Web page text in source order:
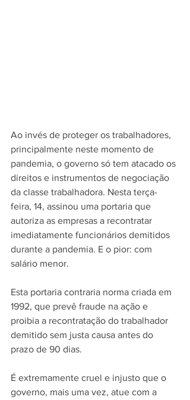
Ao invés de proteger os trabalhadores,
principalmente neste momento de
pandemia, o governo só tem atacado os
direitos e instrumentos de negociação
da classe trabalhadora. Nesta terça-
feira, 14, assinou uma portaria que
autoriza as empresas a recontratar
imediatamente funcionários demitidos
durante a pandemia. E o pior: com
salário menor.
Esta portaria contraria norma criada em
1992, que prevê fraude na ação e
proibia a recontratação do trabalhador
demitido sem justa causa antes do
prazo de 90 dias.
É extremamente cruel e injusto que o
governo, mais uma vez, atue com a